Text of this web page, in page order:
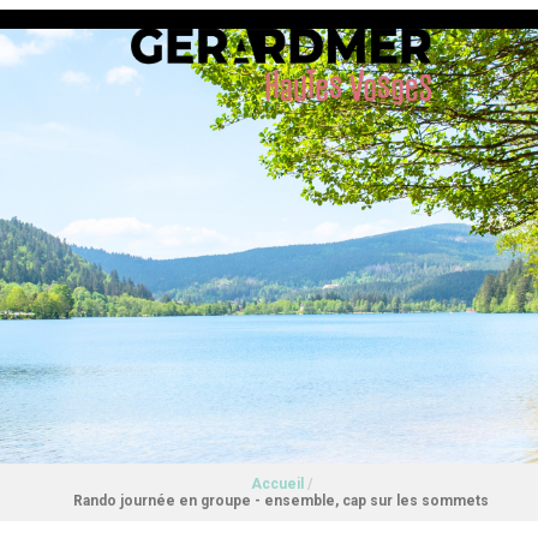
Accueil /
Rando journée en groupe - ensemble, cap sur les sommets